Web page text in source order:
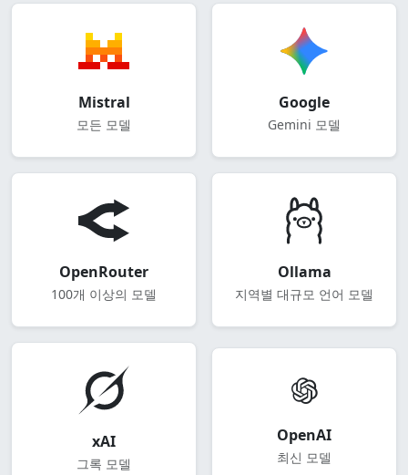
Mistral
모든 모델
Google
Gemini 모델
OpenRouter
100개 이상의 모델
Ollama
지역별 대규모 언어 모델
xAI
그록 모델
OpenAI
최신 모델